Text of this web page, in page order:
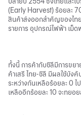
(Early Harvest) ร้อยละ
สินค้าส่งออกสำคัญของไทย
รายการ อุปกรณ์ไฟฟ้า เม็
ทั้งนี้ การค้ากับชิลีมีการขย
ค้าเสรี ไทย-ชิลี มีผลใช้บัง
ระหว่างกันเหลือร้อยละ 0
เหลืออีกร้อยละ 10 จะทยอ